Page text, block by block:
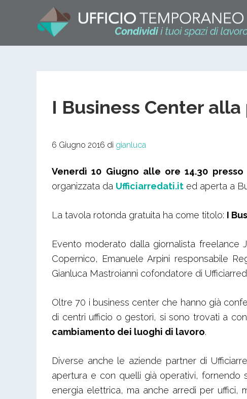
I Business Center
6 Giugno 2016 di gianluca
Venerdì 10 Giugno alle ore 14.30 presso
organizzata da Ufficiarredati.it ed aperta a
La tavola rotonda gratuita ha come titolo: I
Evento moderato dalla giornalista freelance
Copernico, Emanuele Arpini responsabile
Gianluca Mastroianni cofondatore di
Oltre 70 i business center che hanno già
di centri ufficio o gestori, si sono trovati a
cambiamento dei luoghi di lavoro.
Diverse anche le aziende partner di
apertura e con quelli già operativi, fornendo
energia elettrica, ma anche arredi per uffici,